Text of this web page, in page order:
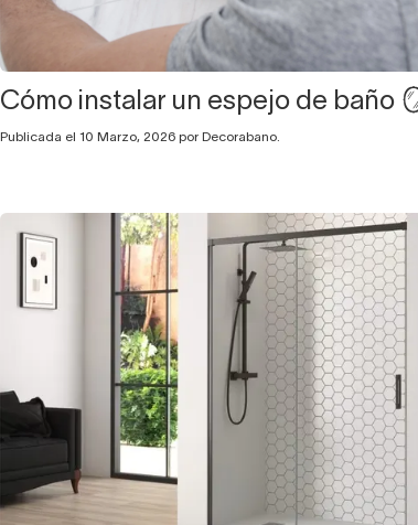
Cómo instalar un espejo de baño
Publicada el 10 Marzo, 2026 por Decorabano.